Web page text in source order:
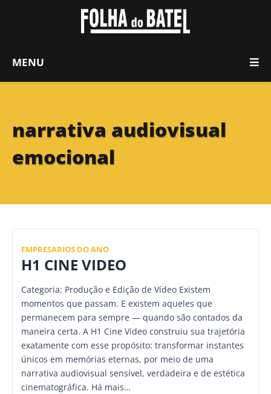
MENU
narrativa audiovisual
emocional
EMPRESARIOS DO ANO
H1 CINE VIDEO
Categoria: Produção e Edição de Vídeo Existem
momentos que passam. E existem aqueles que
permanecem para sempre — quando são contados da
maneira certa. A H1 Cine Video construiu sua trajetória
exatamente com esse propósito: transformar instantes
únicos em memórias eternas, por meio de uma
narrativa audiovisual sensível, verdadeira e de estética
cinematográfica. Há mais…